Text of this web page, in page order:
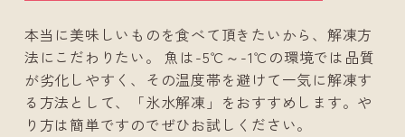
本当に美味しいものを食べて頂きたいから、解凍方
法にこだわりたい。 魚は-5℃～-1℃の環境では品質
が劣化しやすく、その温度帯を避けて一気に解凍す
る方法として、「氷水解凍」をおすすめします。や
り方は簡単ですのでぜひお試しください。